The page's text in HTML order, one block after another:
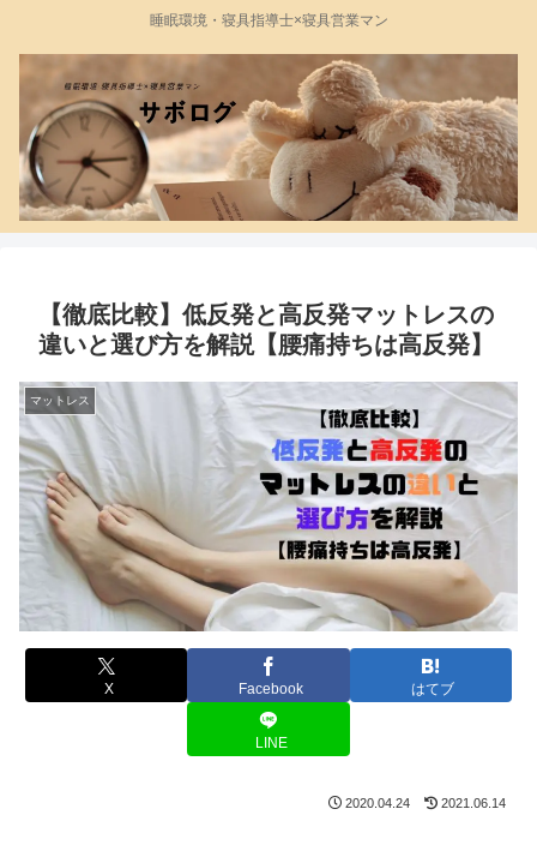
睡眠環境・寝具指導士×寝具営業マン
【徹底比較】低反発と高反発マットレスの
違いと選び方を解説【腰痛持ちは高反発】
マットレス
X Facebook はてブ
LINE
2020.04.24 2021.06.14